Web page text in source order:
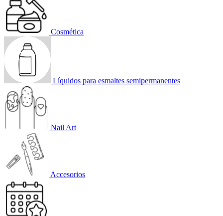
Cosmética
Líquidos para esmaltes semipermanentes
Nail Art
Accesorios